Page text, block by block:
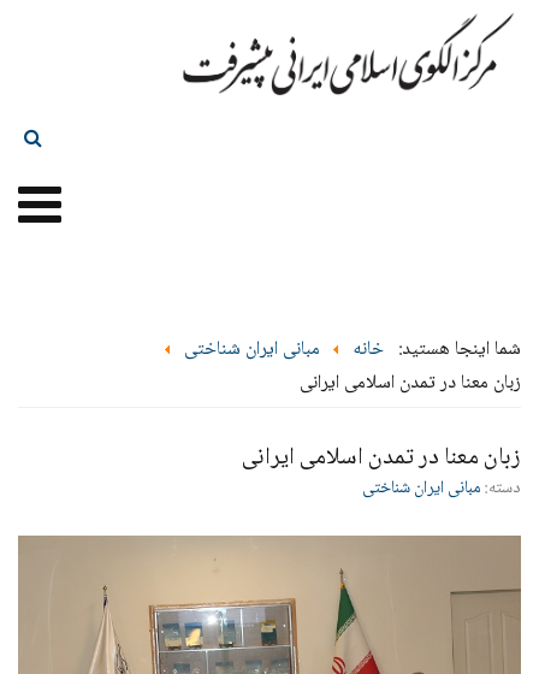
شما اینجا هستید: خانه
مبانی ایران شناختی
زبان معنا در تمدن اسلامی ایرانی
زبان معنا در تمدن اسلامی ایرانی
دسته:مبانی ایران شناختی